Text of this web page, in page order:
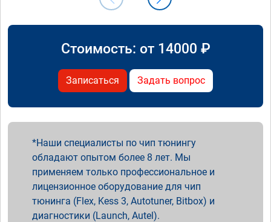
Стоимость: от 14000 ₽
Записаться Задать вопрос
Наши специалисты по чип тюнингу
обладают опытом более 8 лет. Мы
применяем только профессиональное и
лицензионное оборудование для чип
тюнинга (Flex, Kess 3, Autotuner, Bitbox) и
диагностики (Launch, Autel).